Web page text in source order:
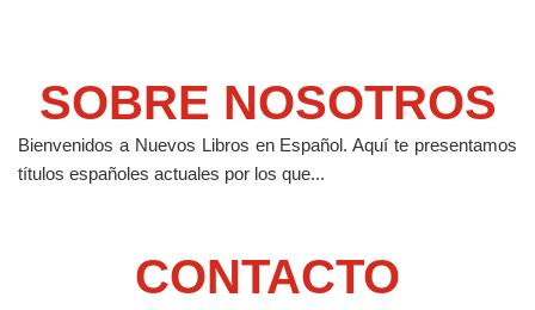
SOBRE NOSOTROS
Bienvenidos a Nuevos Libros en Español.Aquí te presentamos
títulos españoles actuales por los que...
CONTACTO